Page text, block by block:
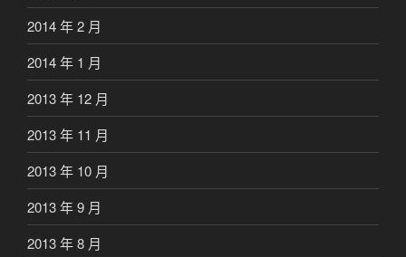
2014 年 2 月
2014 年 1 月
2013 年 12 月
2013 年 11 月
2013 年 10 月
2013 年 9 月
2013 年 8 月